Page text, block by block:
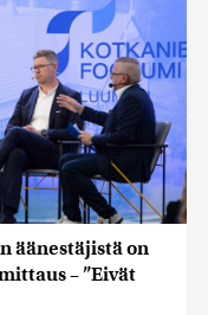
heille tai joita on
Tietoja
äänestäjistä on
– ”Eivät